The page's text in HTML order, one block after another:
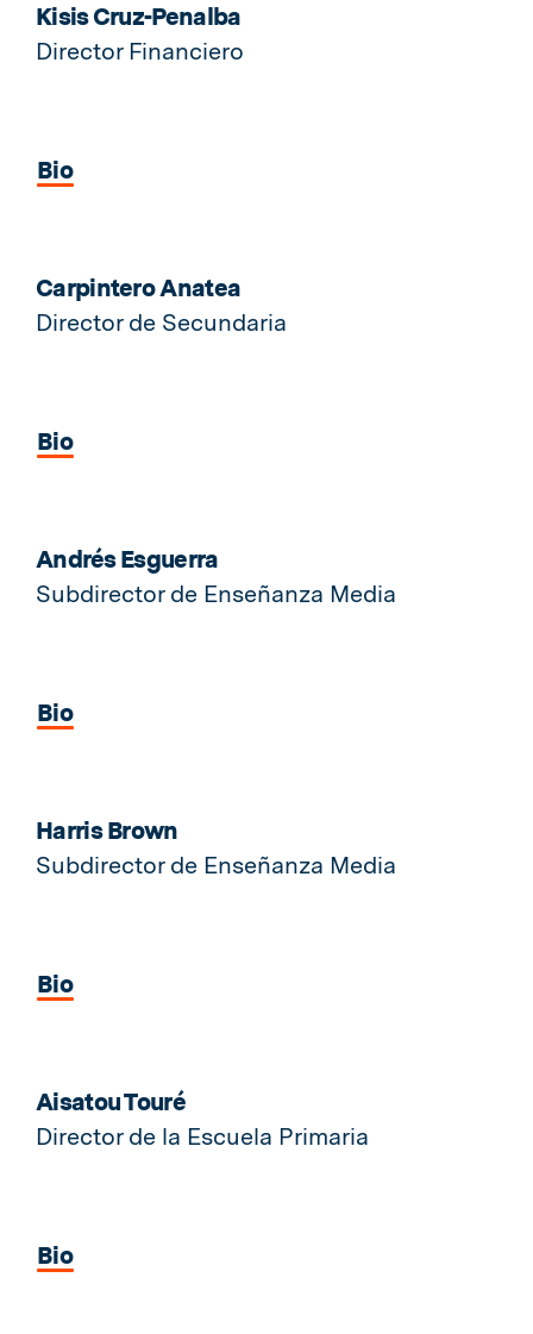
Kisis Cruz-Penalba
Director Financiero
Bio
Carpintero Anatea
Director de Secundaria
Bio
Andrés Esguerra
Subdirector de Enseñanza Media
Bio
Harris Brown
Subdirector de Enseñanza Media
Bio
Aisatou Touré
Director de la Escuela Primaria
Bio